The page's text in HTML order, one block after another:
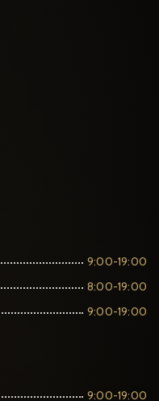
9:00-19:00
8:00-19:00
9:00-19:00
9:00-19:00